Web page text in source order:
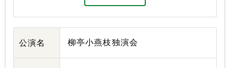
公演名 柳亭小燕枝独演会